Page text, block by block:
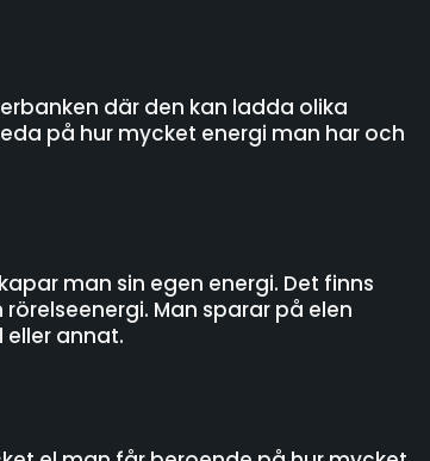
där den kan ladda olika
på hur mycket energi man har och
man sin egen energi. Det finns
Man sparar på elen
annat.